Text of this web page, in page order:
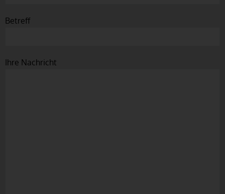
Betreff
Ihre Nachricht